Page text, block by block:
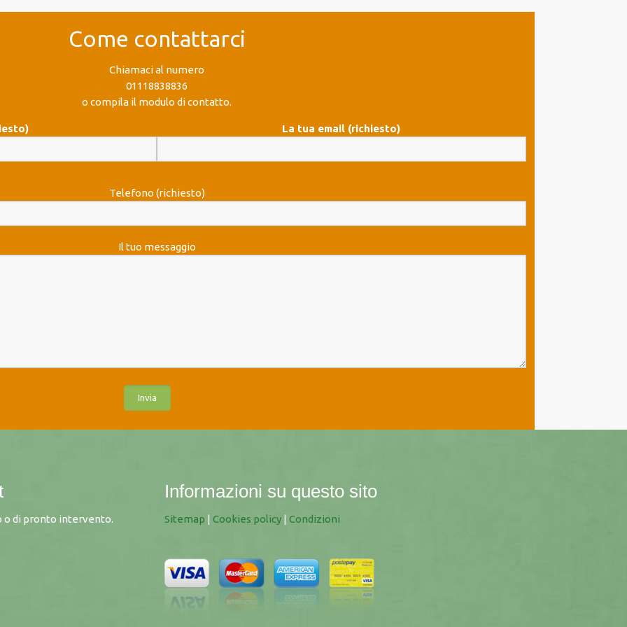
Come contattarci
Chiamaci al numero
01118838836
o compila il modulo di contatto.
La tua email (richiesto)
Telefono (richiesto)
Il tuo messaggio
o di pronto intervento.
Informazioni su questo sito
Sitemap | Cookies policy | Condizioni